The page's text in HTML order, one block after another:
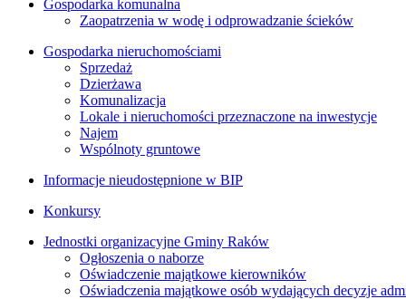
Gospodarka komunalna
Zaopatrzenia w wodę i odprowadzanie ścieków
Gospodarka nieruchomościami
Sprzedaż
Dzierżawa
Komunalizacja
Lokale i nieruchomości przeznaczone na inwestycje
Najem
Wspólnoty gruntowe
Informacje nieudostępnione w BIP
Konkursy
Jednostki organizacyjne Gminy Raków
Ogłoszenia o naborze
Oświadczenie majątkowe kierowników
Oświadczenia majątkowe osób wydających decyzje